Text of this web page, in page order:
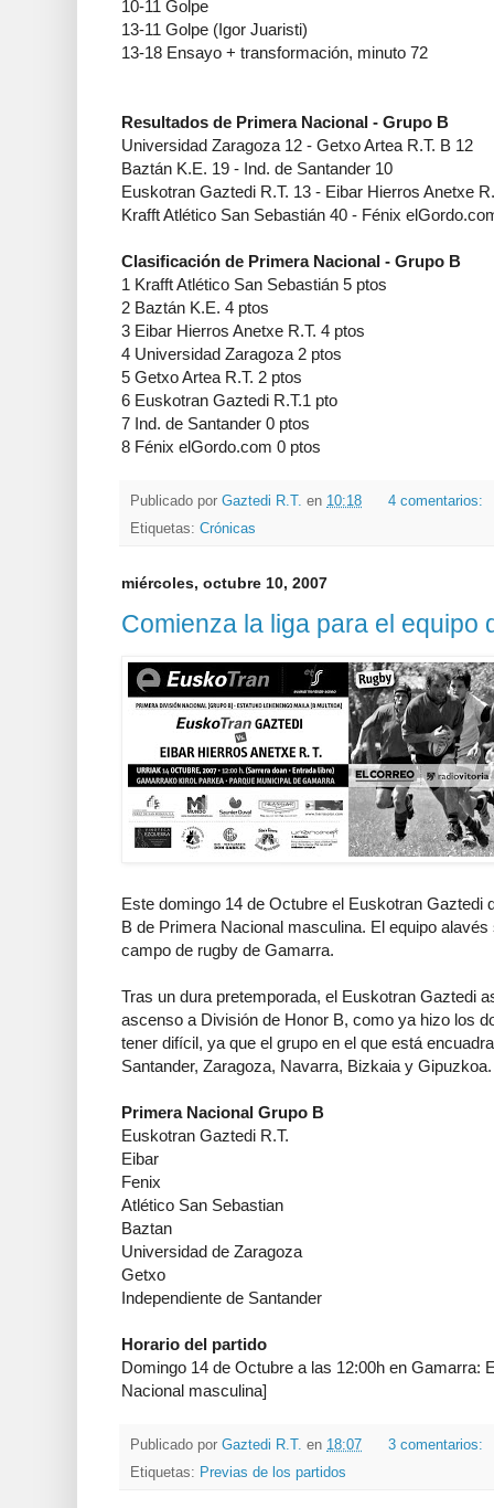
10-11 Golpe
13-11 Golpe (Igor Juaristi)
13-18 Ensayo + transformación, minuto 72
Resultados de Primera Nacional - Grupo B
Universidad Zaragoza 12 - Getxo Artea R.T. B 12
Baztán K.E. 19 - Ind. de Santander 10
Euskotran Gaztedi R.T. 13 - Eibar Hierros Anetxe
Krafft Atlético San Sebastián 40 - Fénix
Clasificación de Primera Nacional - Grupo B
1 Krafft Atlético San Sebastián 5 ptos
2 Baztán K.E. 4 ptos
3 Eibar Hierros Anetxe R.T. 4 ptos
4 Universidad Zaragoza 2 ptos
5 Getxo Artea R.T. 2 ptos
6 Euskotran Gaztedi R.T.1 pto
7 Ind. de Santander 0 ptos
8 Fénix elGordo.com 0 ptos
Publicado por Gaztedi R.T. en 10:18
4 comentarios:
Etiquetas: Crónicas
miércoles, octubre 10, 2007
Comienza la liga para el equipo
Este domingo 14 de Octubre el Euskotran Gaztedi
B de Primera Nacional masculina. El equipo
campo de rugby de Gamarra.
Tras un dura pretemporada, el Euskotran Gaztedi
ascenso a División de Honor B, como ya hizo los
tener difícil, ya que el grupo en el que está
Santander, Zaragoza, Navarra, Bizkaia y Gipuzkoa.
Primera Nacional Grupo B
Euskotran Gaztedi R.T.
Eibar
Fenix
Atlético San Sebastian
Baztan
Universidad de Zaragoza
Getxo
Independiente de Santander
Horario del partido
Domingo 14 de Octubre a las 12:00h en Gamarra:
Nacional masculina]
Publicado por Gaztedi R.T. en 18:07
3 comentarios:
Etiquetas: Previas de los partidos